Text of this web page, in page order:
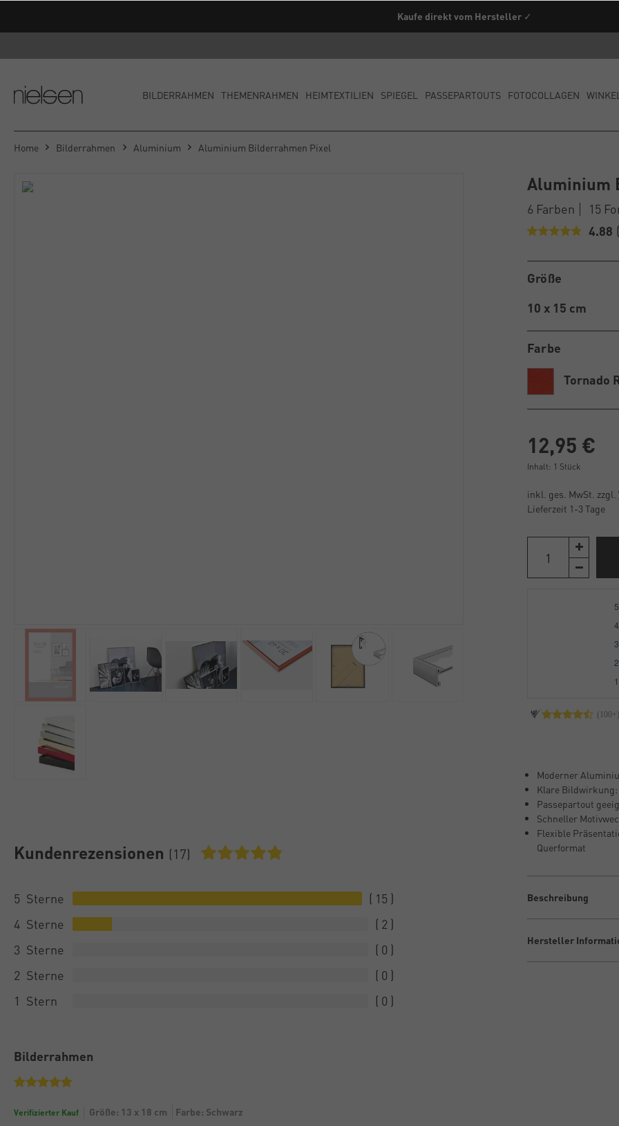
Kaufe direkt vom Hersteller ✓
BILDERRAHMEN THEMENRAHMEN HEIMTEXTILIEN SPIEGEL PASSEPARTOUTS FOTOCOLLAGEN
Home Bilderrahmen Aluminium Aluminium Bilderrahmen Pixel
Kundenrezensionen (17)
5
15
4
2
3
0
2
0
1
0
Bilderrahmen
Verifizierter Kauf Größe: 13 x 18 cm Farbe: Schwarz
Aluminium
6 Farben
15
4.88
Größe
10 x 15 cm
Farbe
Tornado
12,95 €
Inhalt: 1 Stück
inkl. ges. MwSt. zzgl.
Lieferzeit 1-3 Tage
Moderner
Klare Bildwirkung:
Passepartout
Schneller
Flexible
Querformat
Beschreibung
Hersteller